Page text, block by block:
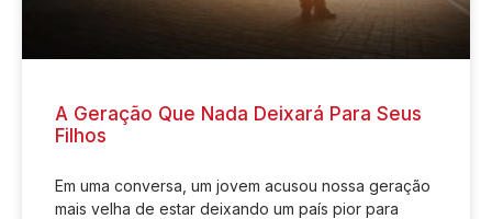
A Geração Que Nada Deixará Para Seus
Filhos
Em uma conversa, um jovem acusou nossa geração
mais velha de estar deixando um país pior para